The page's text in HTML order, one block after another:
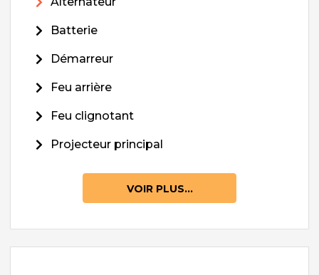
Batterie
Démarreur
Feu arrière
Feu clignotant
Projecteur principal
VOIR PLUS...